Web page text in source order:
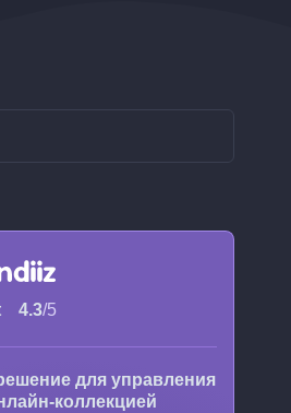
4.3/5
для управления
коллекцией